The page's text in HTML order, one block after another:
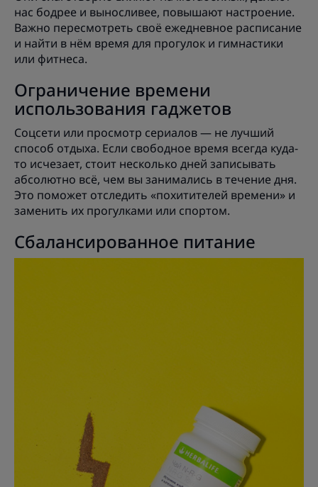
нас бодрее и выносливее, повышают настроение.
Важно пересмотреть своё ежедневное расписание
и найти в нём время для прогулок и гимнастики
или фитнеса.
Ограничение времени
использования гаджетов
Соцсети или просмотр сериалов — не лучший
способ отдыха. Если свободное время всегда куда-
то исчезает, стоит несколько дней записывать
абсолютно всё, чем вы занимались в течение дня.
Это поможет отследить «похитителей времени» и
заменить их прогулками или спортом.
Сбалансированное питание